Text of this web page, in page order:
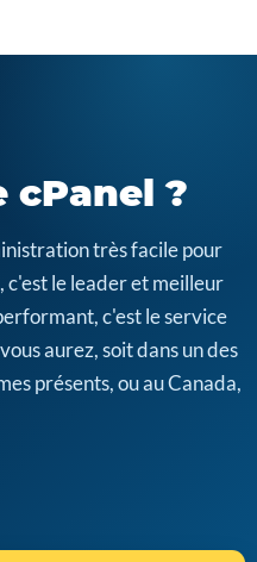
cPanel ?
très facile pour
le leader et meilleur
c'est le service
aurez, soit dans un des
présents, ou au Canada,